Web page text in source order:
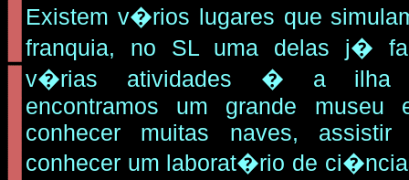
Existem v�rios lugares que
franquia, no SL uma delas j�
v�rias atividades � a ilha
encontramos um grande museu
conhecer muitas naves,
conhecer um laborat�rio de